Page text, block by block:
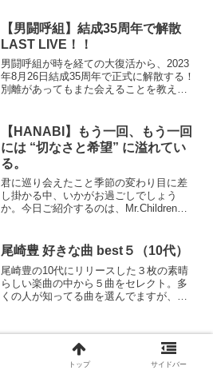
【男闘呼組】結成35周年で解散
LAST LIVE！！
男闘呼組が時を経ての大復活から、2023
年8月26日結成35周年で正式に解散する！
別離があってもまた会えることを教えて
【HANABI】もう一回、もう一回
には “切なさと希望” に溢れてい
る。
君に巡り会えたこと季節の変わり目に差
し掛かる中、いかがお過ごしでしょう
か。今日ご紹介するのは、Mr.Childrenの
方、多いんじゃないでしょうか。決して
明るい曲じ...
尾崎豊 好きな曲 best５（10代）
尾崎豊の10代にリリースした３枚の素晴
らしい楽曲の中から５曲をセレクト。多
くの人が知ってる曲を選んでますが、捻
【槇原敬之】”もう恋なんてしな
い”なんて言わないよ絶対・・・
トップ サイドバー